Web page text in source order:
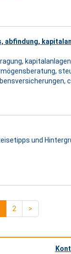
und
2 >